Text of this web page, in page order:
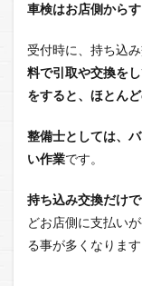
車検はお店側から
受付時に、持ち込
料で引取や交換を
をすると、ほとん
整備士としては、
い作業です。
持ち込み交換だけ
どお店側に支払い
る事が多くなります